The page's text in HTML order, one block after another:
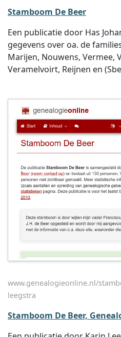
Stamboom De Beer
Een publicatie door Has
gegevens over oa. de
Marijen, Nouwens, Vermee,
Veramelvoirt, Reijnen en
www.genealogieonline.nl/
leegstra
Stamboom De Beer,